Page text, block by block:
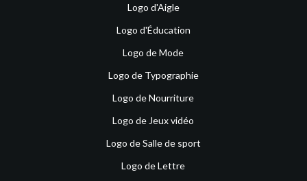
Logo d'Aigle
Logo d'Éducation
Logo de Mode
Logo de Typographie
Logo de Nourriture
Logo de Jeux vidéo
Logo de Salle de sport
Logo de Lettre